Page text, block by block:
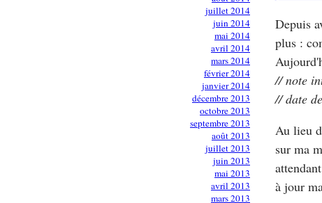
juillet 2014
juin 2014
mai 2014
avril 2014
mars 2014
février 2014
janvier 2014
décembre 2013
octobre 2013
septembre 2013
août 2013
juillet 2013
juin 2013
mai 2013
avril 2013
mars 2013
Depuis
plus :
// note
// date
Au lieu
sur ma
à jour